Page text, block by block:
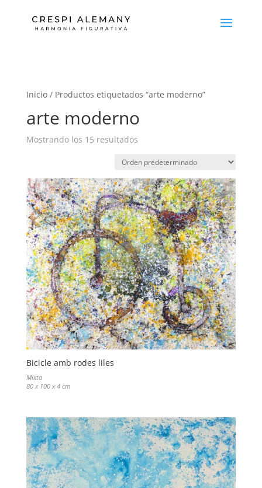
Inicio/ Productos etiquetados “arte moderno”
arte moderno
Mostrando los 15 resultados
Bicicle amb rodes liles
Mixta
80 x 100 x 4 cm